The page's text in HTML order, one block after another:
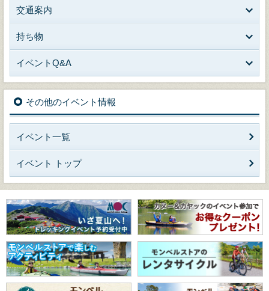
交通案内
持ち物
イベントQ&A
その他のイベント情報
イベント一覧
イベント トップ